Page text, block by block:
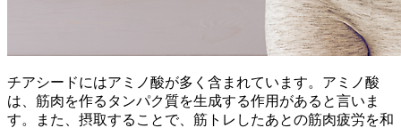
チアシードにはアミノ酸が多く含まれています。アミノ酸
は、筋肉を作るタンパク質を生成する作用があると言いま
す。また、摂取することで、筋トレしたあとの筋肉疲労を和